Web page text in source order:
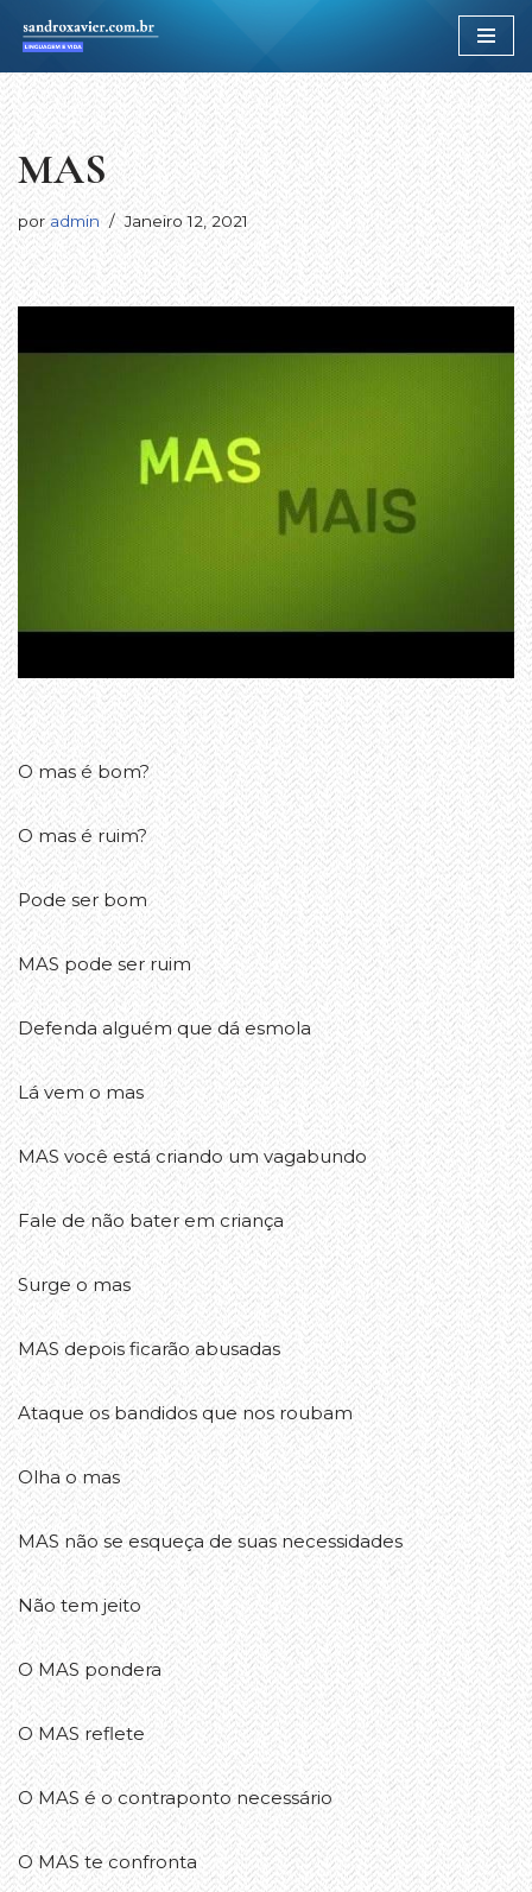
para
o
conteúdo
MAS
poradmin Janeiro 12, 2021
O mas é bom?
O mas é ruim?
Pode ser bom
MAS pode ser ruim
Defenda alguém que dá esmola
Lá vem o mas
MAS você está criando um vagabundo
Fale de não bater em criança
Surge o mas
MAS depois ficarão abusadas
Ataque os bandidos que nos roubam
Olha o mas
MAS não se esqueça de suas necessidades
Não tem jeito
O MAS pondera
O MAS reflete
O MAS é o contraponto necessário
O MAS te confronta